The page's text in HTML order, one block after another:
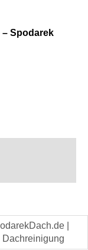
– Spodarek
|
Dachreinigung